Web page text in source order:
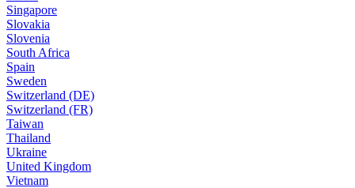
Singapore
Slovakia
Slovenia
South Africa
Spain
Sweden
Switzerland (DE)
Switzerland (FR)
Taiwan
Thailand
Ukraine
United Kingdom
Vietnam